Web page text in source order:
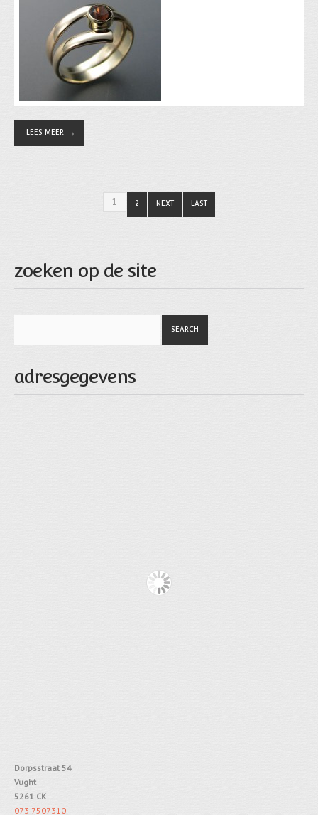
LEES MEER
1 2 NEXT LAST
zoeken op de site
adresgegevens
Dorpsstraat 54
Vught
5261 CK
073 7507310